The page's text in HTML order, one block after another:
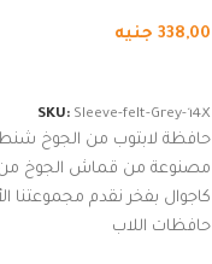
338,00 جنيه
SKU: Sleeve-felt-Grey-14X
حافظة لابتوب من الجوخ
مصنوعة من قماش الجوخ
كاجوال بفخر نقدم مجموعتنا
حافظات اللاب